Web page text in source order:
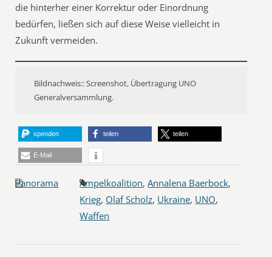
die hinterher einer Korrektur oder Einordnung
bedürfen, ließen sich auf diese Weise vielleicht in
Zukunft vermeiden.
Bildnachweis:: Screenshot, Übertragung UNO
Generalversammlung.
spenden teilen teilen
E-Mail
Panorama Ampelkoalition,Annalena Baerbock,
Krieg, Olaf Scholz, Ukraine, UNO,
Waffen